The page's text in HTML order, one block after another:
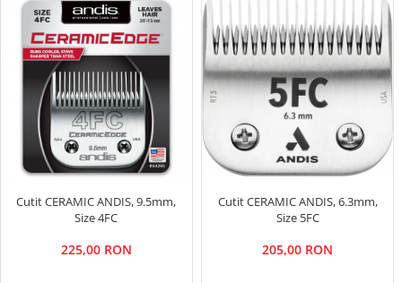
Cutit CERAMIC ANDIS, 9.5mm,
Size 4FC
225,00 RON
Cutit CERAMIC ANDIS, 6.3mm,
Size 5FC
205,00 RON